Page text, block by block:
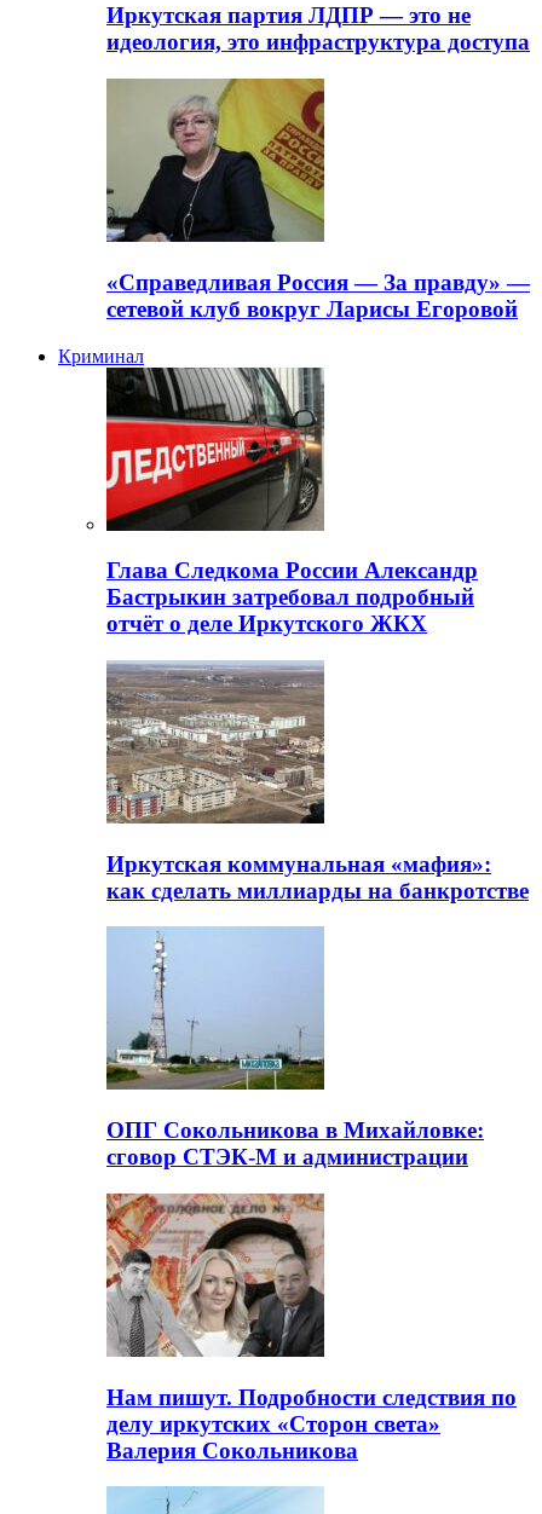
Иркутская партия ЛДПР — это не
идеология, это инфраструктура доступа
«Справедливая Россия — За правду» —
сетевой клуб вокруг Ларисы Егоровой
Криминал
Глава Следкома России Александр
Бастрыкин затребовал подробный
отчёт о деле Иркутского ЖКХ
Иркутская коммунальная «мафия»:
как сделать миллиарды на банкротстве
ОПГ Сокольникова в Михайловке:
сговор СТЭК-М и администрации
Нам пишут. Подробности следствия по
делу иркутских «Сторон света»
Валерия Сокольникова